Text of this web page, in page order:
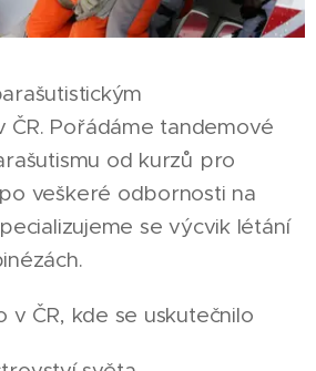
Pořádáme tandemové
od kurzů pro
veškeré odbornosti na
se výcvik létání
v ČR, kde se uskutečnilo